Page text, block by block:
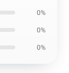
0%
0%
0%